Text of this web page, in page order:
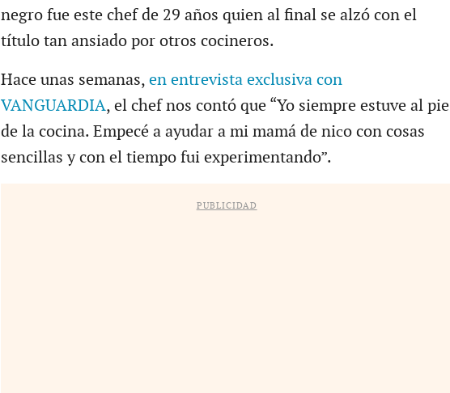
negro fue este chef de 29 años quien al final se alzó con el
título tan ansiado por otros cocineros.
Hace unas semanas, en entrevista exclusiva con
VANGUARDIA, el chef nos contó que “Yo siempre estuve al pie
de la cocina. Empecé a ayudar a mi mamá de niсo con cosas
sencillas y con el tiempo fui experimentando”.
PUBLICIDAD